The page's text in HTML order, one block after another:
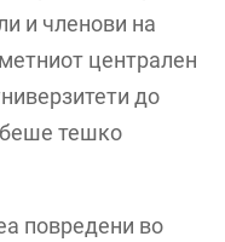
и членови на
централен
до
беше тешко
повредени во